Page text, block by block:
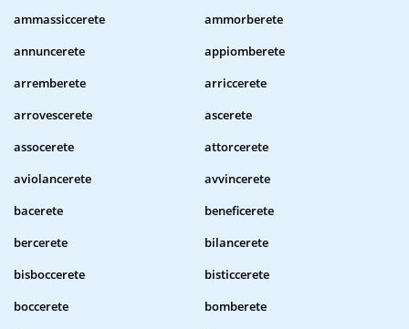
ammassiccerete
ammorberete
annuncerete
appiomberete
arremberete
arriccerete
arrovescerete
ascerete
assocerete
attorcerete
aviolancerete
avvincerete
bacerete
beneficerete
bercerete
bilancerete
bisboccerete
bisticcerete
boccerete
bomberete